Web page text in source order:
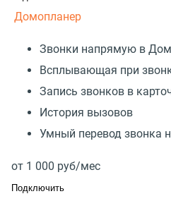
Домопланер
Звонки напрямую в
Всплывающая при
Запись звонков в
История вызовов
Умный перевод звонка
от 1 000 руб/мес
Подключить